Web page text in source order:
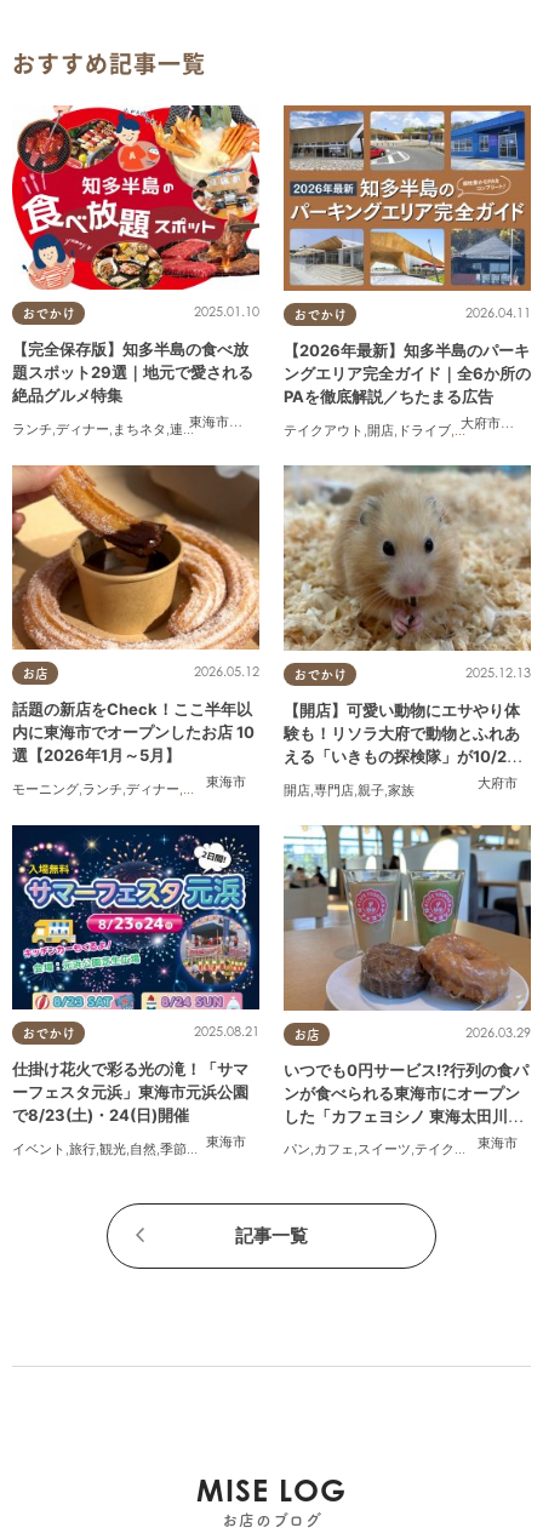
おすすめ記事一覧
おでかけ
東海市
,大府市 知多市, 東浦町 阿久比町, 半田市,常滑市 ,
2025.01.10
【完全保存版】知多半島の食べ放
題スポット29選｜地元で愛される
絶品グルメ特集
ランチ,ディナー, まちネタ ,連載 ,コスパ抜群
おでかけ
大府市
,阿久
2026.04.11
【2026年最新】知多半島のパーキ
ングエリア完全ガイド｜全6か所の
PAを徹底解説／ちたまる広告
テイクアウト 開店 ドライブ 観光, ちたまる
お店
東海市
2026.05.12
話題の新店をCheck！ここ半年以
内に東海市でオープンしたお店 10
選【2026年1月～5月】
モーニング ランチ ディナー パン,カフェ スイーツ テイクアウト,キッチンカー ,開店,まと
おでかけ
大府市
2025.12.13
【開店】可愛い動物にエサやり体
験も！リソラ大府で動物とふれあ
える「いきもの探検隊」が10/24
開店 専門店 親子 家族
おでかけ
東海市
2025.08.21
仕掛け花火で彩る光の滝！「サマ
ーフェスタ元浜」東海市元浜公園
で8/23(土)・24(日)開催
イベント 旅行 観光 自然 季節ネタ ,花火
お店
東海市
2026.03.29
いつでも0円サービス!?行列の食パ
ンが食べられる東海市にオープン
した「カフェヨシノ 東海太田川
パン,カフェ,スイーツ,テイクアウト ,家族
記事一覧
MISE LOG
お店のブログ